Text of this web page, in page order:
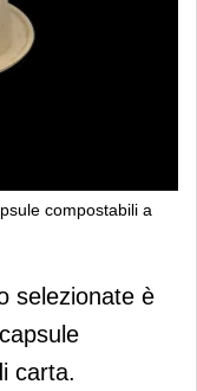
compostabili a
collezione
base di
selezionate è
carta.